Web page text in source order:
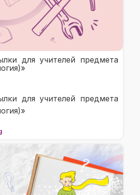
для учителей предмета
для учителей предмета